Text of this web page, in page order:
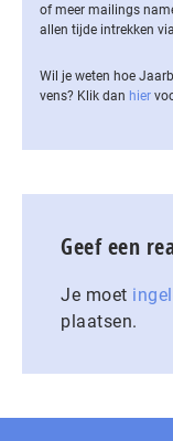
of meer mailings
allen tijde intrekken
Wil je weten hoe
vens? Klik dan hier
Geef een
Je moet
plaatsen.